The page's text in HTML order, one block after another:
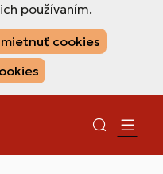
používaním.
cookies